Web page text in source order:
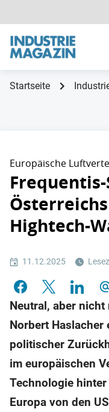
Startseite
Europäische
Hightech-
11.12.2025
Neutral, aber
Norbert
politischer
im europäischen
Technologie
Europa von den